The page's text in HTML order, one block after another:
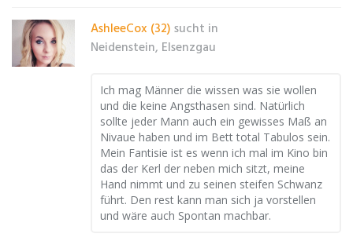
AshleeCox (32) sucht in
Neidenstein, Elsenzgau
Ich mag Männer die wissen was sie wollen
und die keine Angsthasen sind. Natürlich
sollte jeder Mann auch ein gewisses Maß an
Nivaue haben und im Bett total Tabulos sein.
Mein Fantisie ist es wenn ich mal im Kino bin
das der Kerl der neben mich sitzt, meine
Hand nimmt und zu seinen steifen Schwanz
führt. Den rest kann man sich ja vorstellen
und wäre auch Spontan machbar.